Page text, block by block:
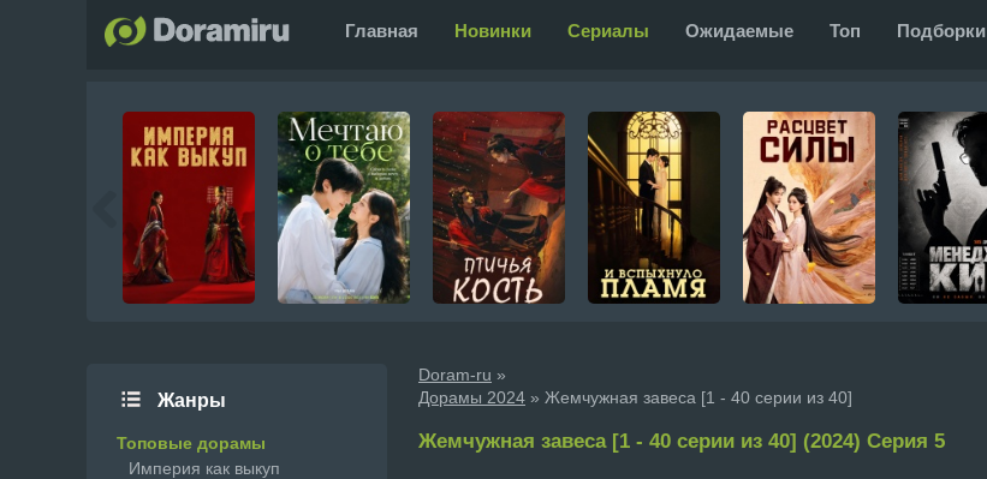
Главная Новинки Сериалы Ожидаемые Топ Подборки
Doram-ru »
Дорамы 2024 » Жемчужная завеса [1 - 40 серии из 40]
Жемчужная завеса [1 - 40 серии из 40] (2024) Серия 5
Жанры
Топовые дорамы
Империя как выкуп